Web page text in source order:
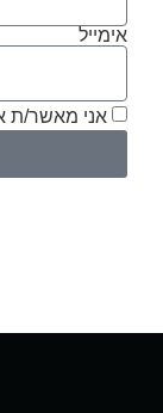
אימייל
אני מאשר/ת